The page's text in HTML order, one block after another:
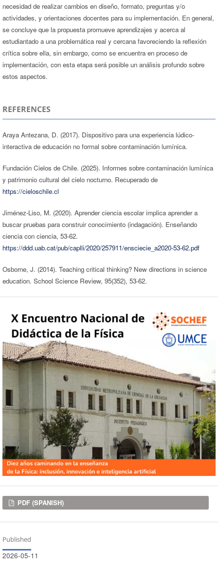
necesidad de realizar cambios en diseño, formato, preguntas y/o
actividades, y orientaciones docentes para su implementación. En general,
se concluye que la propuesta promueve aprendizajes y acerca al
estudiantado a una problemática real y cercana favoreciendo la reflexión
crítica sobre ella, sin embargo, como se encuentra en proceso de
implementación, con esta etapa será posible un análisis profundo sobre
estos aspectos.
REFERENCES
Araya Antezana, D. (2017). Dispositivo para una experiencia lúdico-
interactiva de educación no formal sobre contaminación lumínica.
Fundación Cielos de Chile. (2025). Informes sobre contaminación lumínica
y patrimonio cultural del cielo nocturno. Recuperado de
https://cieloschile.cl
Jiménez-Liso, M. (2020). Aprender ciencia escolar implica aprender a
buscar pruebas para construir conocimiento (indagación). Enseñando
ciencia con ciencia, 53-62.
https://ddd.uab.cat/pub/caplli/2020/257911/ensciecie_a2020-53-62.pdf
Osborne, J. (2014). Teaching critical thinking? New directions in science
education. School Science Review, 95(352), 53-62.
Downloads
PDF (SPANISH)
Published
2026-05-11